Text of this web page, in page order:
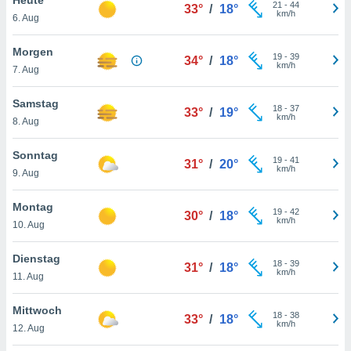
oder
Partner
es uns
das
der
Profil zu
Ihnen
finden
. Sie
jederzeit
Rand
6. Aug
33° / 18° 21 - 44
km/h
Morgen
7. Aug
34° / 18° 19- 39
km/h
Samstag
8. Aug
33° / 19° 18- 37
km/h
Sonntag
9. Aug
31° / 20° 19- 41
km/h
Montag
10. Aug
30° / 18° 19- 42
km/h
Dienstag
11. Aug
31° / 18° 18- 39
km/h
Mittwoch
12. Aug
33° / 18° 18- 38
km/h